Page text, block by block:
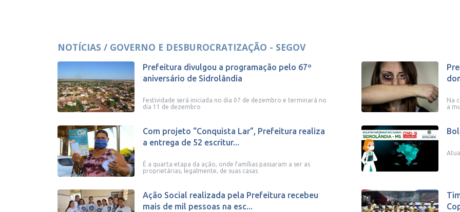
NOTÍCIAS / GOVERNO E DESBUROCRATIZAÇÃO - SEGOV
Prefeitura divulgou a programação pelo 67º
aniversário de Sidrolândia
Festividade será iniciada no dia 07 de dezembro e terminará no
dia 11 de dezembro
Na
a
Com projeto “Conquista Lar”, Prefeitura realiza
a entrega de 52 escritur...
É a quarta etapa da ação, onde famílias passaram a ser as
proprietárias, legalmente, de suas casas
Ação Social realizada pela Prefeitura recebeu
mais de mil pessoas na esc...